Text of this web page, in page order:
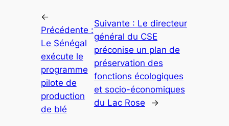
←
Précédente :
Le Sénégal
exécute le
programme
pilote de
production
de blé
Suivante : Le directeur
général du CSE
préconise un plan de
préservation des
fonctions écologiques
et socio-économiques
du Lac Rose
→